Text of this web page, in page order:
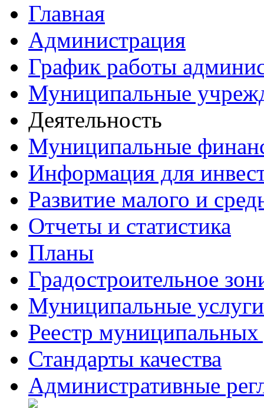
Главная
Администрация
График работы
Муниципальные
Деятельность
Муниципальные
Информация для
Развитие малого и
Отчеты и статистика
Планы
Градостроительное
Муниципальные услуги
Реестр муниципальных
Стандарты качества
Административные